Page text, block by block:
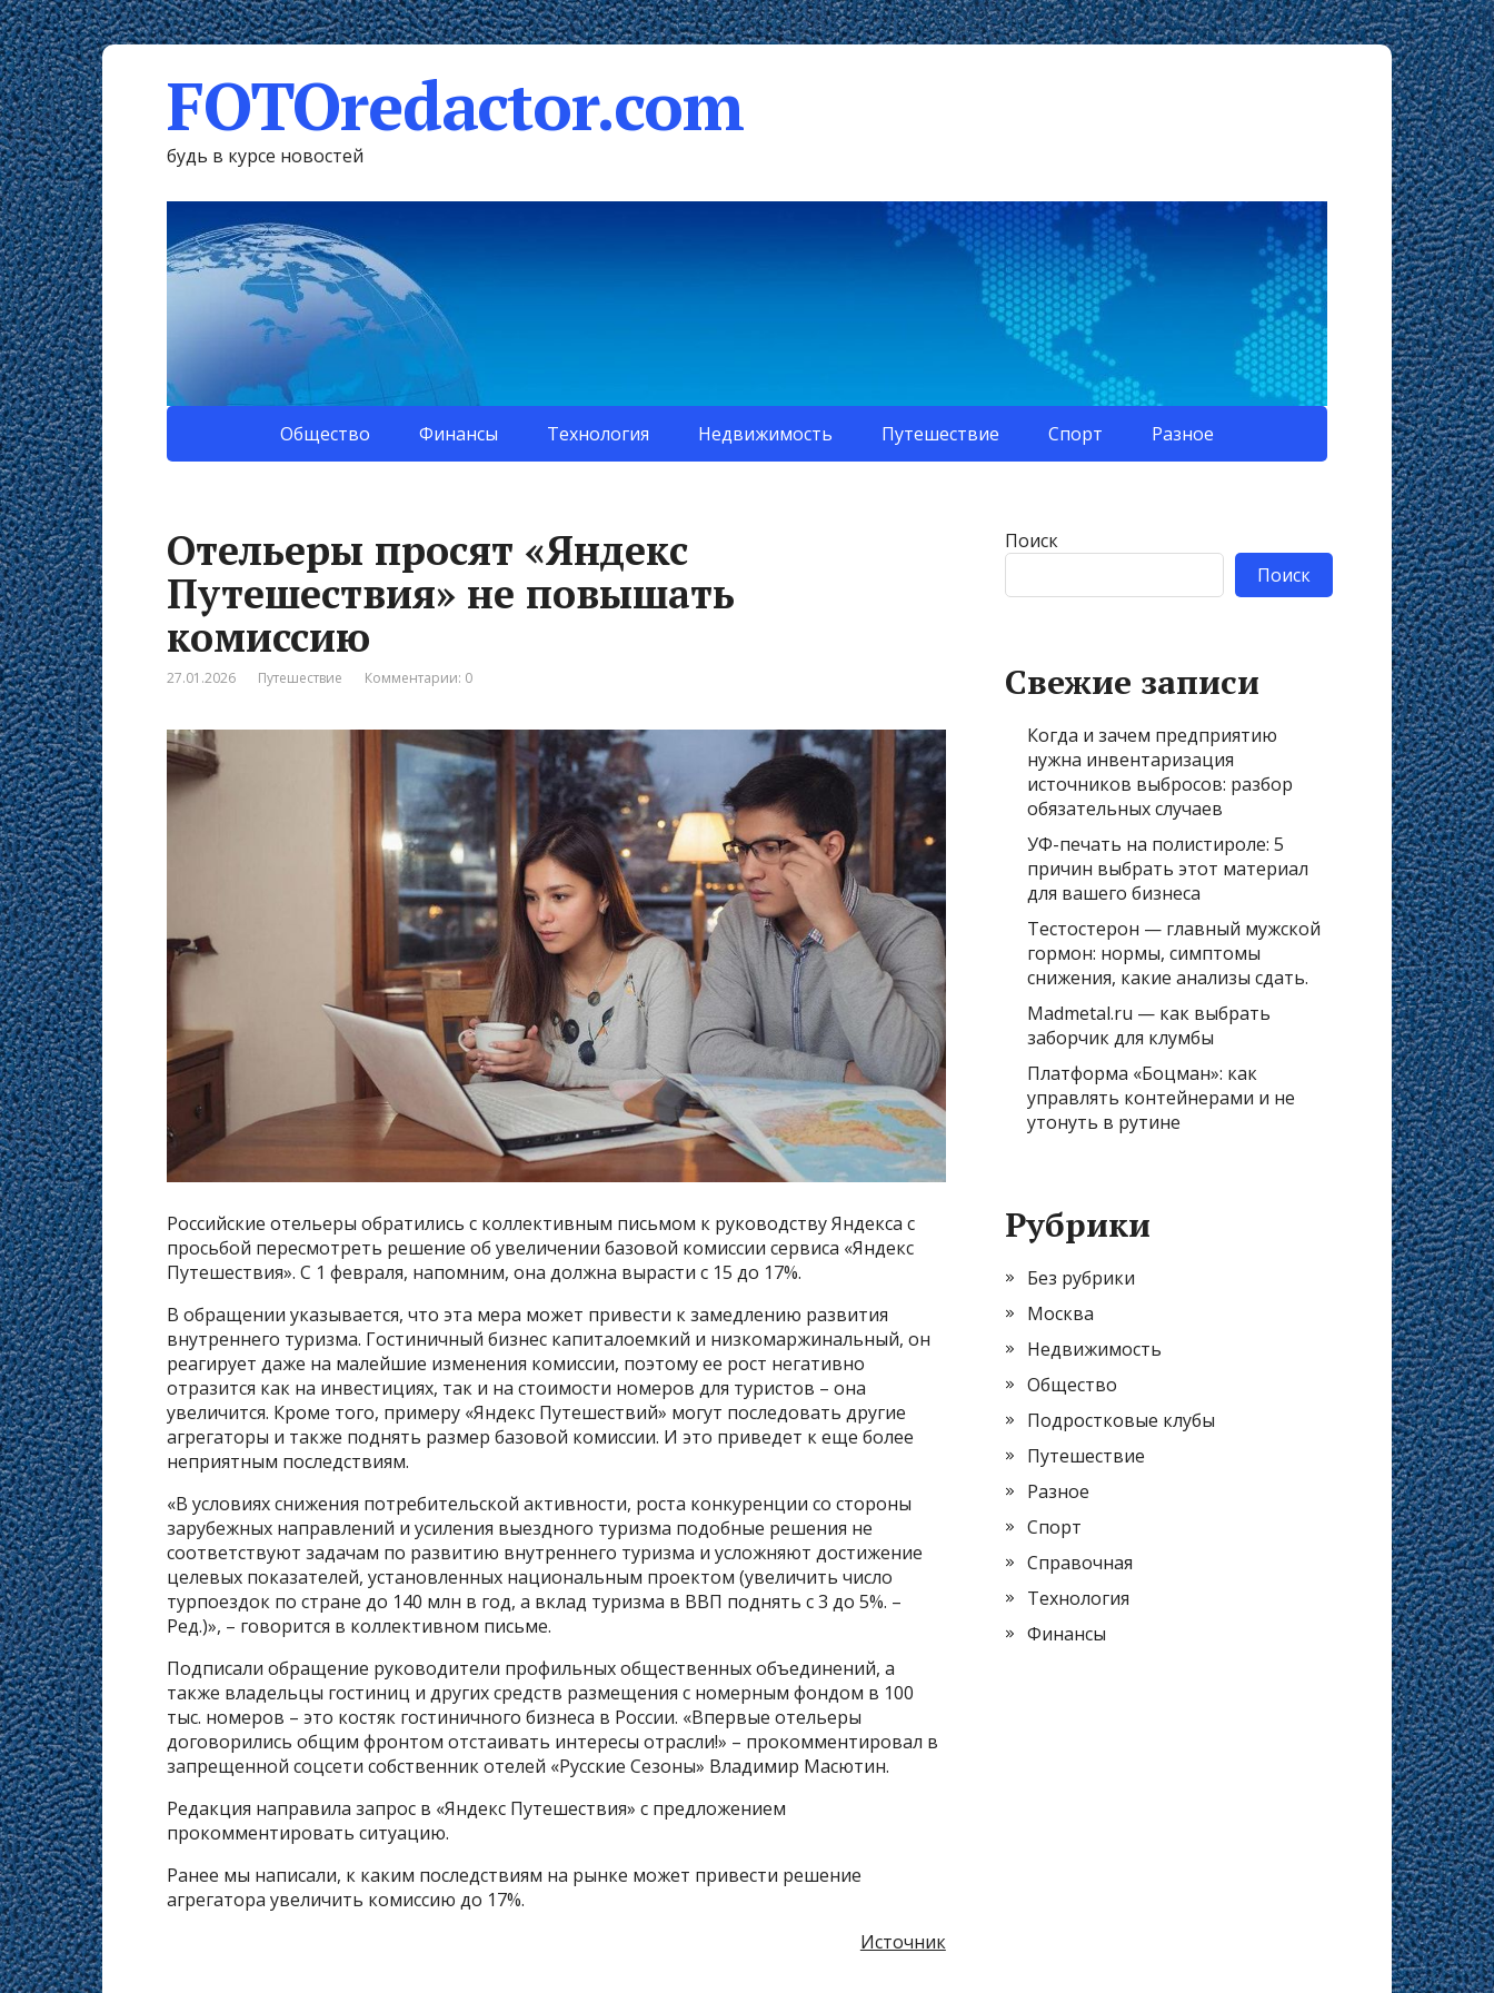
FOTOredactor.com
будь в курсе новостей
Общество Финансы Технология Недвижимость Путешествие Спорт Разное
Отельеры просят «Яндекс
Путешествия» не повышать
комиссию
27.01.2026 Путешествие Комментарии: 0
Российские отельеры обратились с коллективным письмом к руководству Яндекса с
просьбой пересмотреть решение об увеличении базовой комиссии сервиса «Яндекс
Путешествия». С 1 февраля, напомним, она должна вырасти с 15 до 17%.
В обращении указывается, что эта мера может привести к замедлению развития
внутреннего туризма. Гостиничный бизнес капиталоемкий и низкомаржинальный, он
реагирует даже на малейшие изменения комиссии, поэтому ее рост негативно
отразится как на инвестициях, так и на стоимости номеров для туристов – она
увеличится. Кроме того, примеру «Яндекс Путешествий» могут последовать другие
агрегаторы и также поднять размер базовой комиссии. И это приведет к еще более
неприятным последствиям.
«В условиях снижения потребительской активности, роста конкуренции со стороны
зарубежных направлений и усиления выездного туризма подобные решения не
соответствуют задачам по развитию внутреннего туризма и усложняют достижение
целевых показателей, установленных национальным проектом (увеличить число
турпоездок по стране до 140 млн в год, а вклад туризма в ВВП поднять с 3 до 5%. –
Ред.)», – говорится в коллективном письме.
Подписали обращение руководители профильных общественных объединений, а
также владельцы гостиниц и других средств размещения с номерным фондом в 100
тыс. номеров – это костяк гостиничного бизнеса в России. «Впервые отельеры
договорились общим фронтом отстаивать интересы отрасли!» – прокомментировал в
запрещенной соцсети собственник отелей «Русские Сезоны» Владимир Масютин.
Редакция направила запрос в «Яндекс Путешествия» с предложением
прокомментировать ситуацию.
Ранее мы написали, к каким последствиям на рынке может привести решение
агрегатора увеличить комиссию до 17%.
Источник
Поиск
Поиск
Свежие записи
Когда и зачем предприятию
нужна инвентаризация
источников выбросов: разбор
обязательных случаев
УФ-печать на полистироле: 5
причин выбрать этот материал
для вашего бизнеса
Тестостерон — главный мужской
гормон: нормы, симптомы
снижения, какие анализы сдать.
Madmetal.ru — как выбрать
заборчик для клумбы
Платформа «Боцман»: как
управлять контейнерами и не
утонуть в рутине
Рубрики
Без рубрики
Москва
Недвижимость
Общество
Подростковые клубы
Путешествие
Разное
Спорт
Справочная
Технология
Финансы